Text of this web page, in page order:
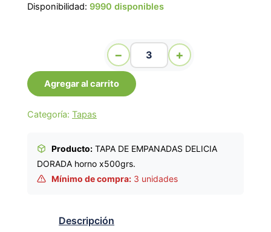
Disponibilidad: 9990 disponibles
− +
Agregar al carrito
Categoría:Tapas
Producto: TAPA DE EMPANADAS DELICIA
DORADA horno x500grs.
Mínimo de compra: 3 unidades
Descripción